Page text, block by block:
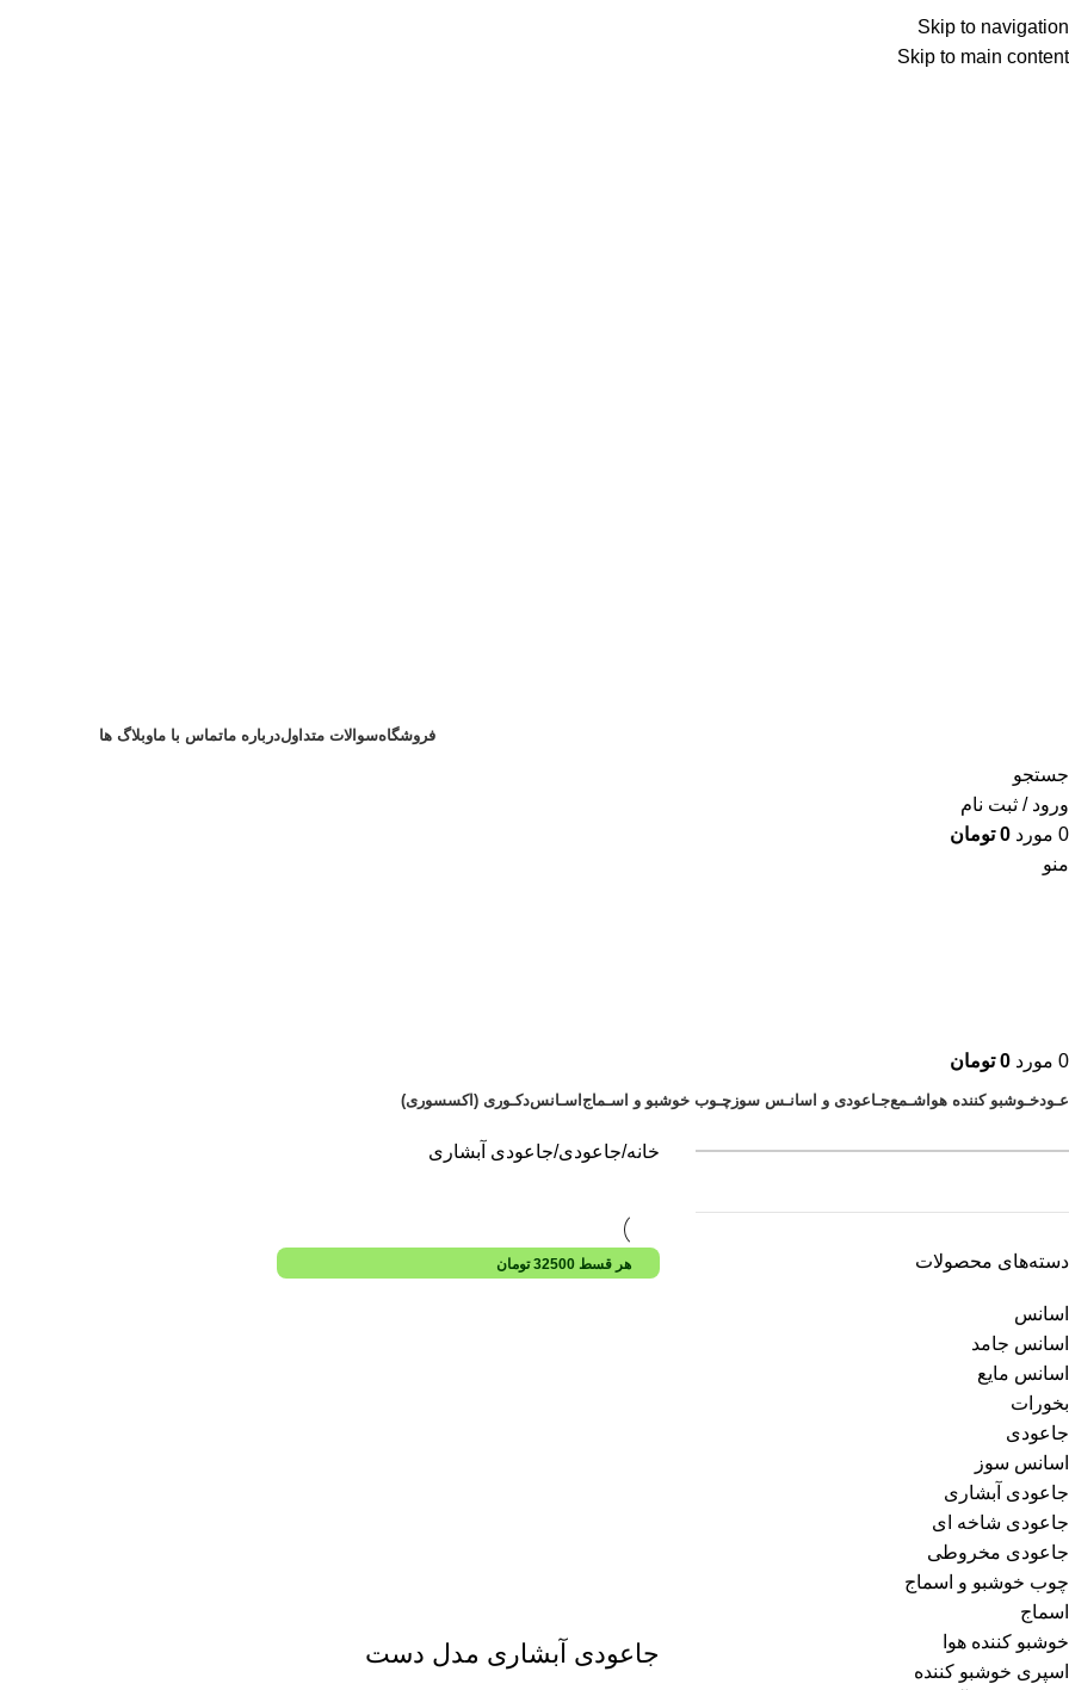
Skip to navigation
Skip to main content
فروشگاهسوالات متداولدرباره ماتماس با ماوبلاگ ها
جستجو
ورود / ثبت نام
0 مورد 0 تومان
منو
0 مورد 0 تومان
عـودخـوشبو کننده هوا شـمعجـاعودی و اسانـس سوز چـوب خوشبو و اسـماج اسـانسدکـوری (اکسسوری)
دسته‌های محصولات
اسانس
اسانس جامد
اسانس مایع
بخورات
جاعودی
اسانس سوز
جاعودی آبشاری
جاعودی شاخه ای
جاعودی مخروطی
چوب خوشبو و اسماج
اسماج
خوشبو کننده هوا
اسپری خوشبو کننده
خانه جاعودی جاعودی آبشاری
هر قسط32500 تومان
جاعودی آبشاری مدل دست